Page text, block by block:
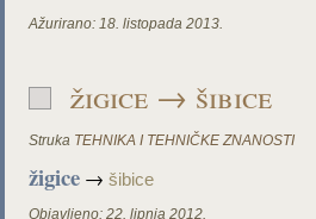
Ažurirano: 18. listopada 2013.
žigice → šibice
Struka TEHNIKA I TEHNIČKE ZNANOSTI
žigice →šibice
Objavljeno: 22. lipnja 2012.